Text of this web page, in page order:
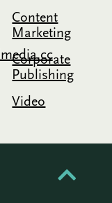
Content
Marketing
Corporate
Publishing
Video